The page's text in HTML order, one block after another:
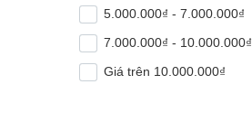
5.000.000₫ - 7.000.000₫
7.000.000₫ - 10.000.000₫
Giá trên 10.000.000₫